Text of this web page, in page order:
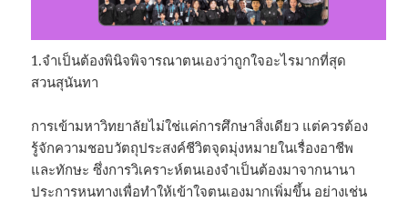
1.จำเป็นต้องพินิจพิจารณาตนเองว่าถูกใจอะไรมากที่สุด
สวนสุนันทา
การเข้ามหาวิทยาลัยไม่ใช่แค่การศึกษาสิ่งเดียว แต่ควรต้อง
รู้จักความชอบวัตถุประสงค์ชีวิตจุดมุ่งหมายในเรื่องอาชีพ
และทักษะ ซึ่งการวิเคราะห์ตนเองจำเป็นต้องมาจากนานา
ประการหนทางเพื่อทำให้เข้าใจตนเองมากเพิ่มขึ้น อย่างเช่น